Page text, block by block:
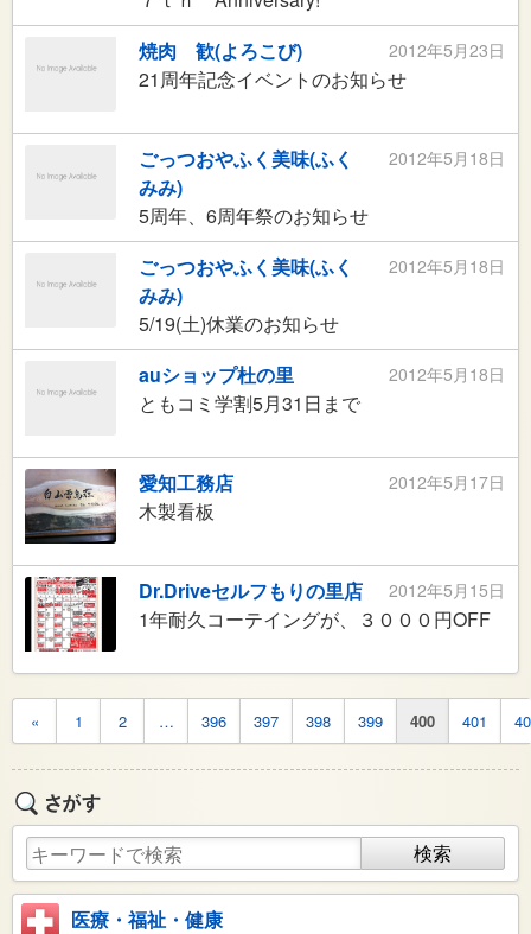
2012年5月23日
焼肉 歓(よろこび)
21周年記念イベントのお知らせ
2012年5月18日
ごっつおやふく美味(ふく
みみ)
5周年、6周年祭のお知らせ
2012年5月18日
ごっつおやふく美味(ふく
みみ)
5/19(土)休業のお知らせ
2012年5月18日
auショップ杜の里
ともコミ学割5月31日まで
2012年5月17日
愛知工務店
木製看板
2012年5月15日
Dr.Driveセルフもりの里店
1年耐久コーテイングが、３０００円OFF
« 1 2 … 396 397 398 399 400 401
医療・福祉・健康